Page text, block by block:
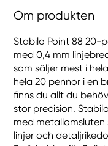
Om produkten
Stabilo Point 88 20-
med 0,4 mm
som säljer mest i
hela 20 pennor i en
finns du allt du
stor precision.
med metallomsluten
linjer och